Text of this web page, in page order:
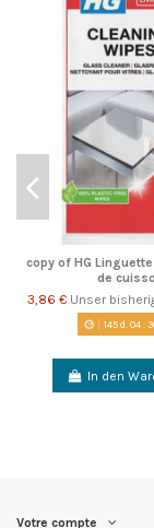
copy of HG
de
3,86 € Unser
145d. 04:
In den
Votre compte